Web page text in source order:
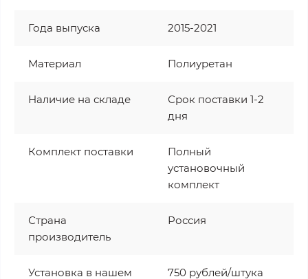
Года выпуска 2015-2021
Материал Полиуретан
Наличие на складе
Срок поставки 1-2
дня
Комплект поставки
Полный
установочный
комплект
Страна
производитель
Россия
Установка в нашем
750 рублей/штука